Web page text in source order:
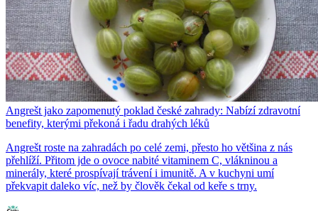
Angrešt jako zapomenutý poklad české zahrady: Nabízí zdravotní
benefity, kterými překoná i řadu drahých léků
Angrešt roste na zahradách po celé zemi, přesto ho většina z nás
přehlíží. Přitom jde o ovoce nabité vitaminem C, vlákninou a
minerály, které prospívají trávení i imunitě. A v kuchyni umí
překvapit daleko víc, než by člověk čekal od keře s trny.